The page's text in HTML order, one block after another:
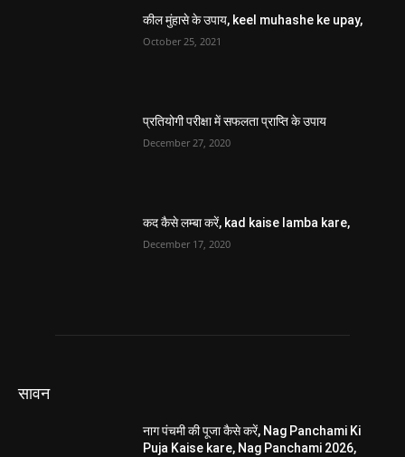
कील मुंहासे के उपाय, keel muhashe ke upay,
October 25, 2021
प्रतियोगी परीक्षा में सफलता प्राप्ति के उपाय
December 27, 2020
कद कैसे लम्बा करें, kad kaise lamba kare,
December 17, 2020
सावन
नाग पंचमी की पूजा कैसे करें, Nag Panchami Ki
Puja Kaise kare, Nag Panchami 2026,